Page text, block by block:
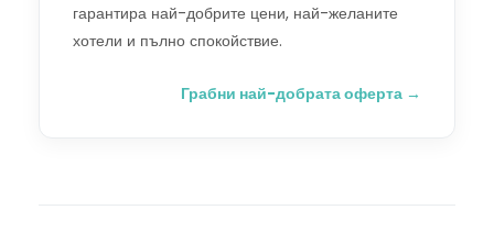
гарантира най-добрите цени, най-желаните
хотели и пълно спокойствие.
Грабни най-добрата оферта →